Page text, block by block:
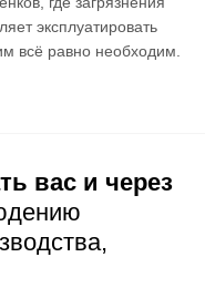
эксплуатировать
всё равно необходим.
вас и через